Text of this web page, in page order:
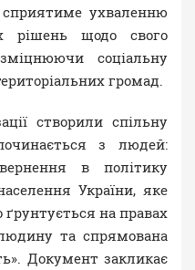
ухваленню
рішень щодо свого
соціальну
громад.
створили спільну
з людей:
в політику
України, яке
на правах
та спрямована
Документ закликає